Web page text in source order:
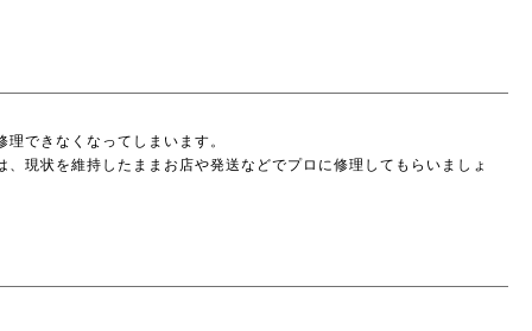
できなくなってしまいます。
現状を維持したままお店や発送などでプロに修理してもらいましょ